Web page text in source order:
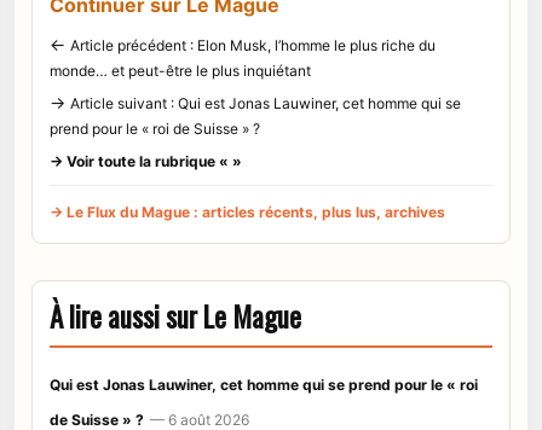
← Article précédent : Elon Musk, l’homme le plus riche du
monde… et peut-être le plus inquiétant
→ Article suivant : Qui est Jonas Lauwiner, cet homme qui se
prend pour le « roi de Suisse » ?
→ Voir toute la rubrique « »
→ Le Flux du Mague : articles récents, plus lus, archives
À lire aussi sur Le Mague
Qui est Jonas Lauwiner, cet homme qui se prend pour le « roi
de Suisse » ? — 6 août 2026